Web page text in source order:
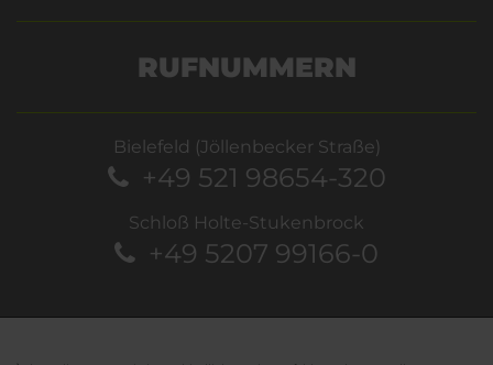
RUFNUMMERN
Bielefeld (Jöllenbecker Straße)
+49 521 98654-320
Schloß Holte-Stukenbrock
+49 5207 99166-0